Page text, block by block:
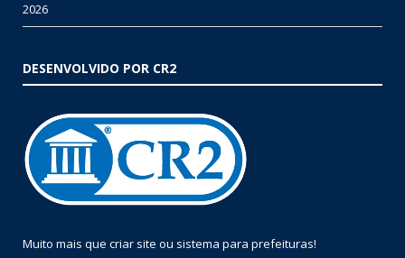
2026
DESENVOLVIDO POR CR2
Muito mais que criar site ou sistema para prefeituras!